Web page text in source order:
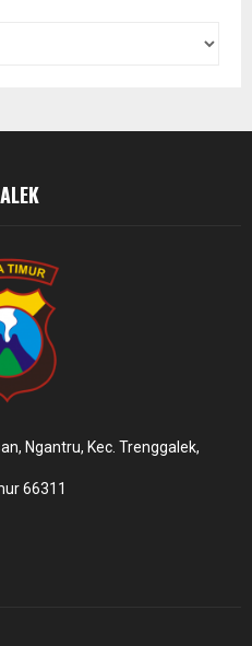
Ngantru, Kec. Trenggalek,
66311